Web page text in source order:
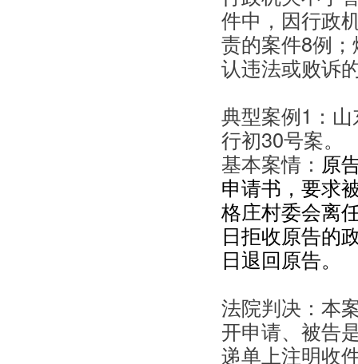
件中，因行政
责的案件8例
认违法或败诉
典型案例1：
行初30号案。
基本案情： 原
申请书，要求
格庄村委会离
日拒收原告的
日退回原告。
法院判决：本
开申请、被告
递单上注明收